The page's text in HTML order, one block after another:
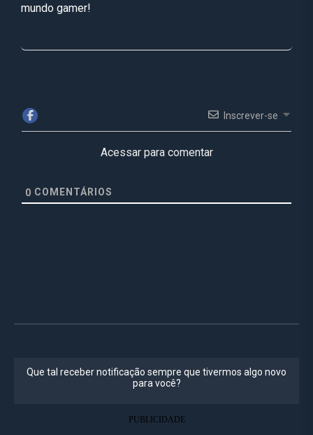
mundo gamer!
Inscrever-se
Acessar para comentar
0 COMENTÁRIOS